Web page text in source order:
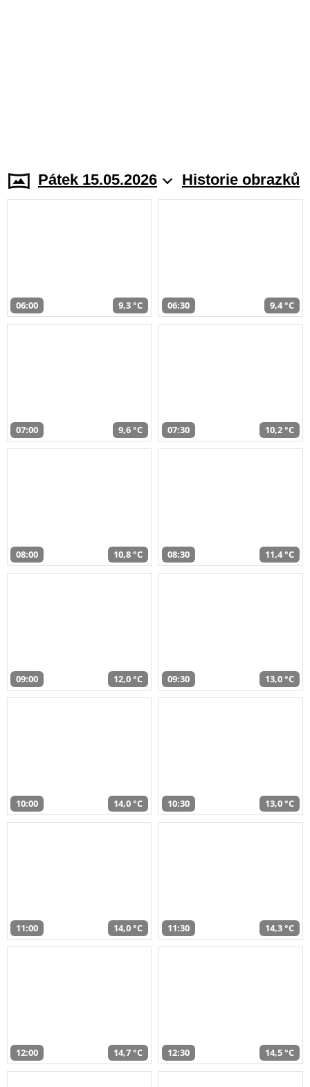
Pátek 15.05.2026 Historie obrazků
06:00 9,3 °C 06:30 9,4 °C
07:00 9,6 °C 07:30 10,2 °C
08:00 10,8 °C 08:30 11,4 °C
09:00 12,0 °C 09:30 13,0 °C
10:00 14,0 °C 10:30 13,0 °C
11:00 14,0 °C 11:30 14,3 °C
12:00 14,7 °C 12:30 14,5 °C